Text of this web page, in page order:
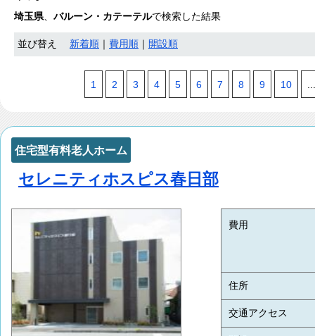
埼玉県、 バルーン・カテーテルで検索した結果
並び替え 新着順 費用順 開設順
1 2 3 4 5 6 7 8 9 10 ...
住宅型有料老人ホーム
セレニティホスピス春日部
費用
住所
交通アクセス